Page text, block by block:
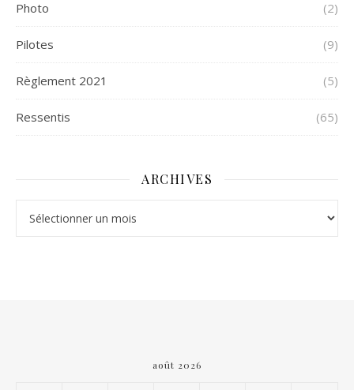
Photo (2)
Pilotes (9)
Règlement 2021 (5)
Ressentis (65)
ARCHIVES
août 2026